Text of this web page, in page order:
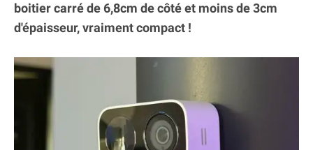
boitier carré de 6,8cm de côté et moins de 3cm
d'épaisseur, vraiment compact !